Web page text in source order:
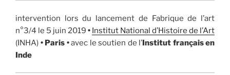
intervention lors du lancement de Fabrique de l’art
n°3/4 le 5 juin 2019 • Institut National d’Histoire de l’Art
(INHA) • Paris •avec le soutien de l’Institut français en
Inde